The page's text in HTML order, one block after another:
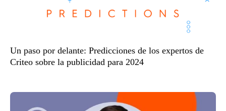
Un paso por delante: Predicciones de los expertos de
Criteo sobre la publicidad para 2024